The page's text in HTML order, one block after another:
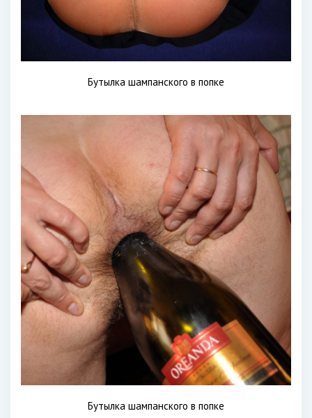
Бутылка шампанского в попке
Бутылка шампанского в попке